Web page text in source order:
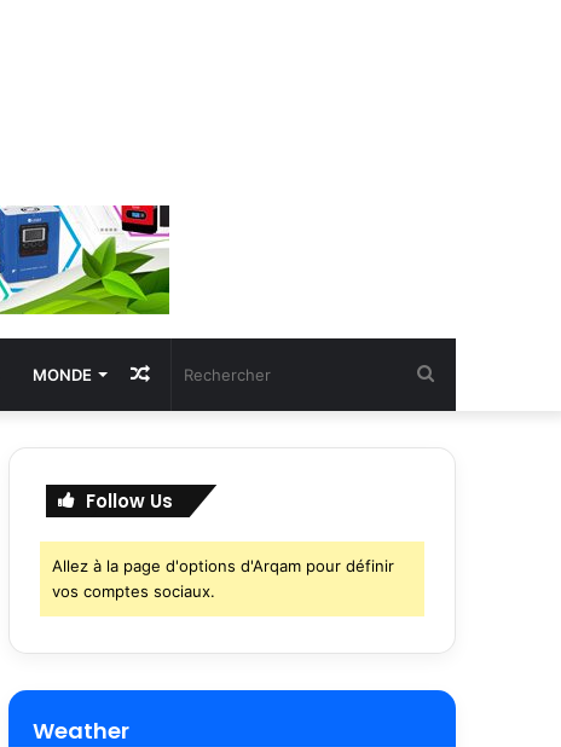
MONDE Rechercher
Article
Aléatoire
Follow Us
Allez à la page d'options d'Arqam pour définir
vos comptes sociaux.
Weather